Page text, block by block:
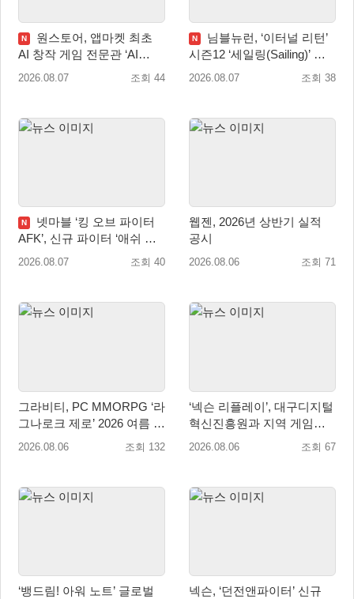
N
원스토어, 앱마켓 최초
AI 창작 게임 전문관 ‘AI
Games’ 오픈
2026.08.07 조회 44
N
님블뉴런, ‘이터널 리턴’
시즌12 ‘세일링(Sailing)’ 프
리시즌 시작
2026.08.07 조회 38
N
넷마블 ‘킹 오브 파이터
AFK’, 신규 파이터 ‘애쉬 크
림존’ 업데이트
2026.08.07 조회 40
웹젠, 2026년 상반기 실적
공시
2026.08.06 조회 71
그라비티, PC MMORPG ‘라
그나로크 제로’ 2026 여름 프
로모션 진행!
2026.08.06 조회 132
‘넥슨 리플레이’, 대구디지털
혁신진흥원과 지역 게임산
업 육성 위한 업무협약 체결
2026.08.06 조회 67
‘뱅드림! 아워 노트’ 글로벌
넥슨, ‘던전앤파이터’ 신규